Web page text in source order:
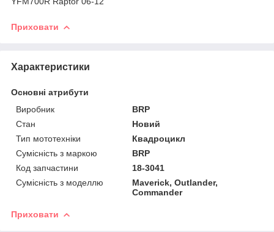
Приховати
Характеристики
Основні атрибути
Виробник
BRP
Стан
Новий
Тип мототехніки
Квадроцикл
Сумісність з маркою
BRP
Код запчастини
18-3041
Сумісність з моделлю
Maverick, Outlander,
Commander
Приховати